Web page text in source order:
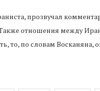
прозвучал
отношения между
то, по словам